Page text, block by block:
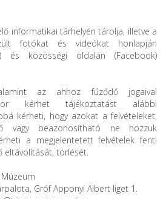
informatikai tárhelyén tárolja, illetve a
fotókat és videókat honlapján
) és közösségi oldalán (Facebook)
az ahhoz fűződő jogaival
kérhet tájékoztatást alábbi
kérheti, hogy azokat a felvételeket,
vagy beazonosítható ne hozzuk
a megjelentetett felvételek fenti
törlését.
Gróf Apponyi Albert liget 1.